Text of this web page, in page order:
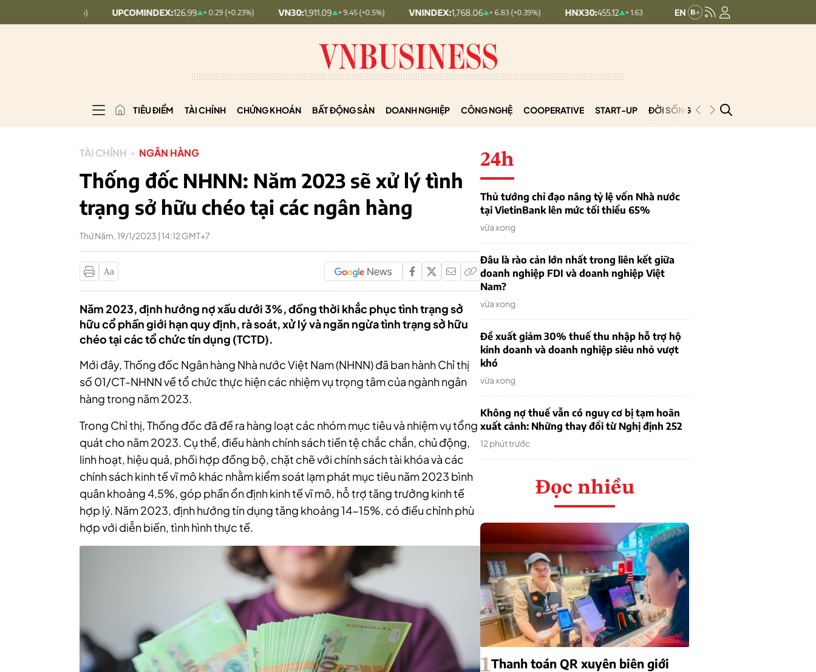
UPCOMINDEX:126.99 + 0.29 (+0.23%) VN30:1,911.09 + 9.45 (+0.5%) VNINDEX: 1,768.06 + 6.83 (+0.39%) HNX30: 455.12 + 1.63 (+0.36%) HNXINDEX:293.44
TIÊU ĐIỂM TÀI CHÍNH CHỨNG KHOÁN BẤT ĐỘNG SẢN DOANH NGHIỆP CÔNG NGHỆ COOPERATIVE START-UP ĐỜI SỐNG PODCAST
TÀI CHÍNH NGÂN HÀNG
Thống đốc NHNN: Năm 2023 sẽ xử lý tình
trạng sở hữu chéo tại các ngân hàng
Thứ Năm, 19/1/2023 | 14:12 GMT+7
Năm 2023, định hướng nợ xấu dưới 3%, đồng thời khắc phục tình trạng sở
hữu cổ phần giới hạn quy định, rà soát, xử lý và ngăn ngừa tình trạng sở hữu
chéo tại các tổ chức tín dụng (TCTD).
Mới đây, Thống đốc Ngân hàng Nhà nước Việt Nam (NHNN) đã ban hành Chỉ thị
số 01/CT-NHNN về tổ chức thực hiện các nhiệm vụ trọng tâm của ngành ngân
hàng trong năm 2023.
Trong Chỉ thị, Thống đốc đã đề ra hàng loạt các nhóm mục tiêu và nhiệm vụ tổng
quát cho năm 2023. Cụ thể, điều hành chính sách tiền tệ chắc chắn, chủ động,
linh hoạt, hiệu quả, phối hợp đồng bộ, chặt chẽ với chính sách tài khóa và các
chính sách kinh tế vĩ mô khác nhằm kiểm soát lạm phát mục tiêu năm 2023 bình
quân khoảng 4,5%, góp phần ổn định kinh tế vĩ mô, hỗ trợ tăng trưởng kinh tế
hợp lý. Năm 2023, định hướng tín dụng tăng khoảng 14-15%, có điều chỉnh phù
hợp với diễn biến, tình hình thực tế.
24h
Thủ tướng chỉ đạo nâng tỷ lệ vốn Nhà nước
tại VietinBank lên mức tối thiểu 65%
vừa xong
Đâu là rào cản lớn nhất trong liên kết giữa
doanh nghiệp FDI và doanh nghiệp Việt
Nam?
vừa xong
Đề xuất giảm 30% thuế thu nhập hỗ trợ hộ
kinh doanh và doanh nghiệp siêu nhỏ vượt
khó
vừa xong
Không nợ thuế vẫn có nguy cơ bị tạm hoãn
xuất cảnh: Những thay đổi từ Nghị định 252
12 phút trước
Đọc nhiều
1Thanh toán QR xuyên biên giới